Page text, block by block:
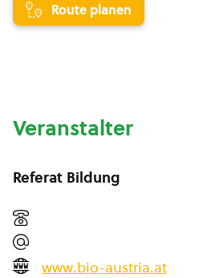
Route planen
Veranstalter
Referat Bildung
www.bio-austria.at